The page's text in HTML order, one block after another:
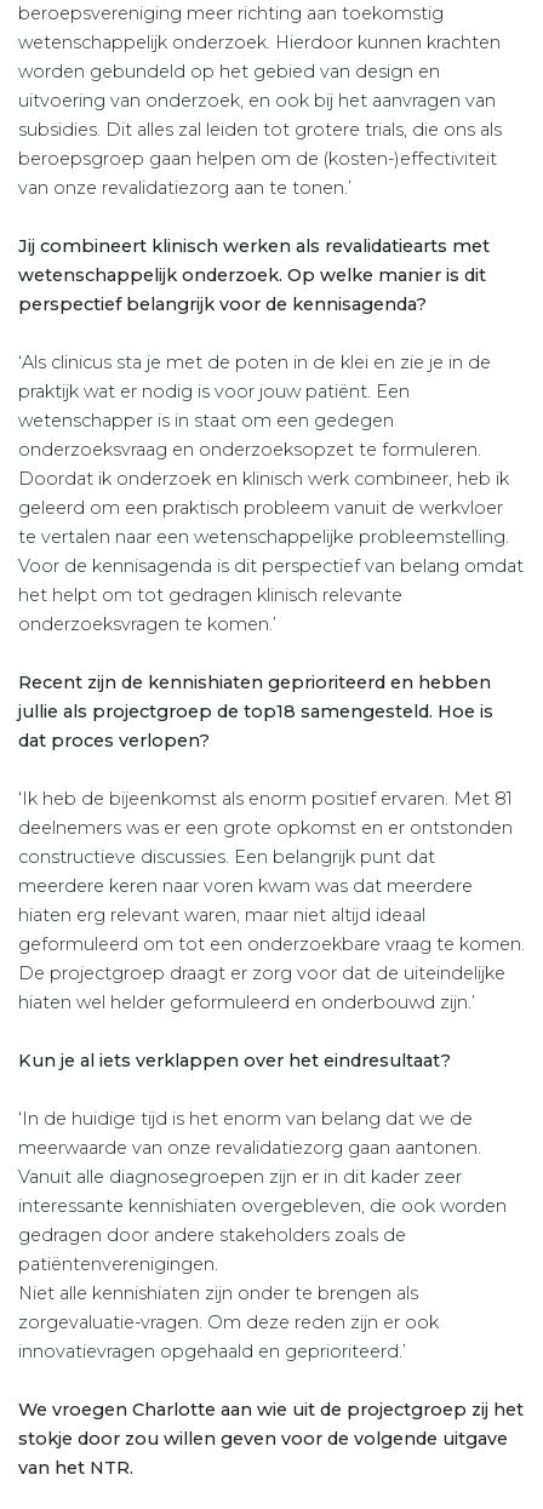
beroepsvereniging meer richting aan toekomstig
wetenschappe­lijk onderzoek. Hierdoor kunnen krachten
worden gebundeld op het gebied van design en
uitvoering van onderzoek, en ook bij het aanvragen van
subsidies. Dit alles zal leiden tot grotere trials, die ons als
beroepsgroep gaan helpen om de (kosten-)effectiviteit
van onze revalidatiezorg aan te tonen.’
Jij combineert klinisch werken als revalidatiearts met
wetenschappelijk onderzoek. Op welke manier is dit
perspectief belangrijk voor de kennisagenda?
‘Als clinicus sta je met de poten in de klei en zie je in de
praktijk wat er nodig is voor jouw patiënt. Een
wetenschapper is in staat om een gedegen
onderzoeksvraag en onderzoeksopzet te formuleren.
Doordat ik onderzoek en klinisch werk combineer, heb ik
geleerd om een praktisch probleem vanuit de werkvloer
te vertalen naar een wetenschappelijke probleemstelling.
Voor de kennisagenda is dit perspectief van belang omdat
het helpt om tot gedragen klinisch relevante
onderzoeksvragen te komen.’
Recent zijn de kennishiaten geprioriteerd en hebben
jullie als projectgroep de top­18 samengesteld. Hoe is
dat proces verlopen?
‘Ik heb de bijeenkomst als enorm positief ervaren. Met 81
deel­nemers was er een grote opkomst en er ontstonden
constructieve discussies. Een belangrijk punt dat
meerdere keren naar voren kwam was dat meerdere
hiaten erg relevant waren, maar niet altijd ideaal
geformuleerd om tot een onderzoekbare vraag te komen.
De projectgroep draagt er zorg voor dat de uiteindelijke
hiaten wel helder geformuleerd en onderbouwd zijn.’
Kun je al iets verklappen over het eindresultaat?
‘In de huidige tijd is het enorm van belang dat we de
meerwaarde van onze revalidatiezorg gaan aantonen.
Vanuit alle diagnose­groepen zijn er in dit kader zeer
interessante kennishiaten overgebleven, die ook worden
gedragen door andere stakeholders zoals de
patiëntenverenigingen.
Niet alle kennishiaten zijn onder te brengen als
zorgevaluatie-vragen. Om deze reden zijn er ook
innovatievragen opgehaald en geprioriteerd.’
We vroegen Charlotte aan wie uit de projectgroep zij het
stokje door zou willen geven voor de volgende uitgave
van het NTR.